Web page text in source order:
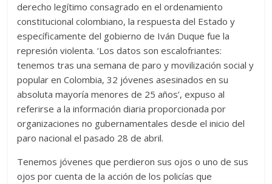
derecho legítimo consagrado en el ordenamiento
constitucional colombiano, la respuesta del Estado y
específicamente del gobierno de Iván Duque fue la
represión violenta. ‘Los datos son escalofriantes:
tenemos tras una semana de paro y movilización social y
popular en Colombia, 32 jóvenes asesinados en su
absoluta mayoría menores de 25 años’, expuso al
referirse a la información diaria proporcionada por
organizaciones no gubernamentales desde el inicio del
paro nacional el pasado 28 de abril.
Tenemos jóvenes que perdieron sus ojos o uno de sus
ojos por cuenta de la acción de los policías que